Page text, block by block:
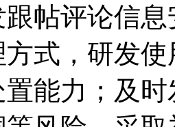
跟帖评论信
式，研发
能力；及